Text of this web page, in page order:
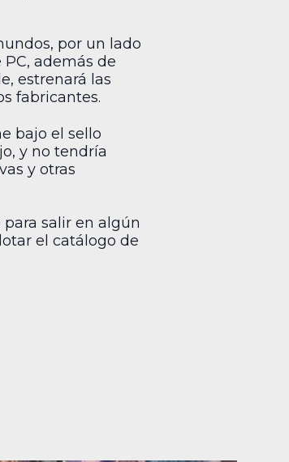
por un lado
además de
estrenará las
fabricantes.
bajo el sello
y no tendría
y otras
salir en algún
el catálogo de